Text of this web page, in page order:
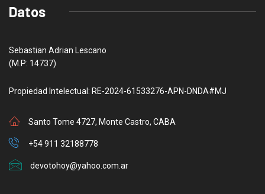
Datos
Sebastian Adrian Lescano
(M.P: 14737)
Propiedad Intelectual: RE-2024-61533276-APN-DNDA#MJ
Santo Tome 4727, Monte Castro, CABA
+54 911 32188778
devotohoy@yahoo.com.ar